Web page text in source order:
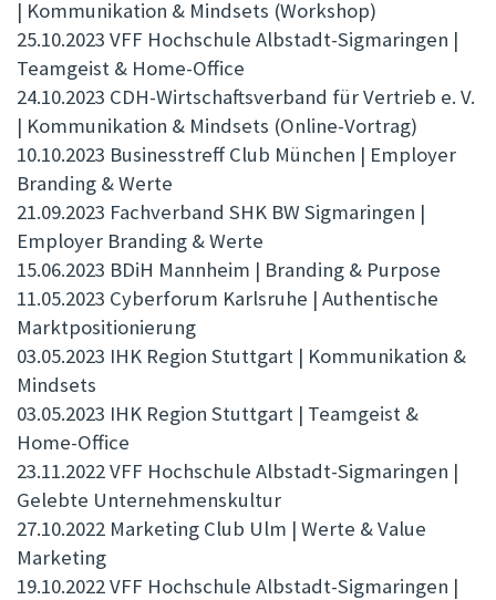
| Kommunikation & Mindsets (Workshop)
25.10.2023 VFF Hochschule Albstadt-Sigmaringen |
Teamgeist & Home-Office
24.10.2023 CDH-Wirtschaftsverband für Vertrieb e. V.
| Kommunikation & Mindsets (Online-Vortrag)
10.10.2023 Businesstreff Club München | Employer
Branding & Werte
21.09.2023 Fachverband SHK BW Sigmaringen |
Employer Branding & Werte
15.06.2023 BDiH Mannheim | Branding & Purpose
11.05.2023 Cyberforum Karlsruhe | Authentische
Marktpositionierung
03.05.2023 IHK Region Stuttgart | Kommunikation &
Mindsets
03.05.2023 IHK Region Stuttgart | Teamgeist &
Home-Office
23.11.2022 VFF Hochschule Albstadt-Sigmaringen |
Gelebte Unternehmenskultur
27.10.2022 Marketing Club Ulm | Werte & Value
Marketing
19.10.2022 VFF Hochschule Albstadt-Sigmaringen |